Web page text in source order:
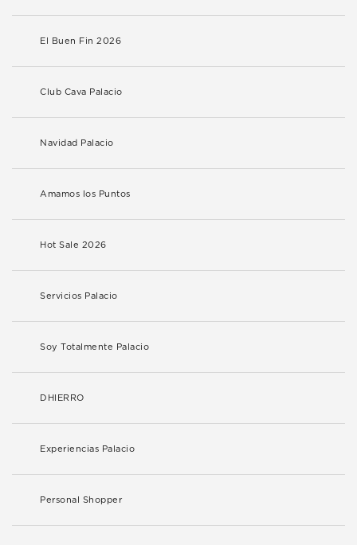
El Buen Fin 2026
Club Cava Palacio
Navidad Palacio
Amamos los Puntos
Hot Sale 2026
Servicios Palacio
Soy Totalmente Palacio
DHIERRO
Experiencias Palacio
Personal Shopper